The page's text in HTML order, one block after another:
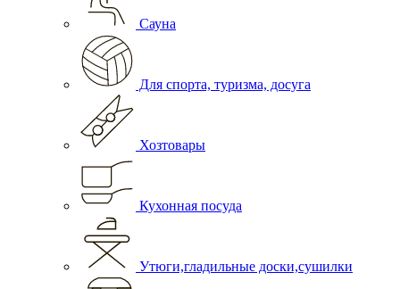
Сауна
Для спорта, туризма, досуга
Хозтовары
Кухонная посуда
Утюги,гладильные доски,сушилки